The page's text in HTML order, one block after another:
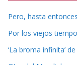
Pero, hasta
Por los viejos
‘La broma infinita’